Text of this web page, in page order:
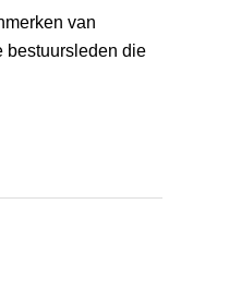
van
bestuursleden die